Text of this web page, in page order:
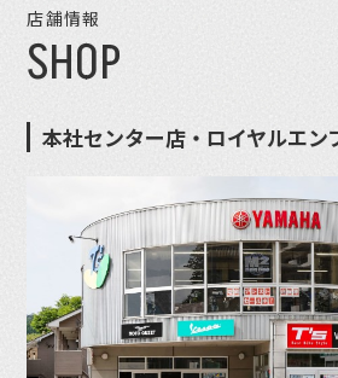
店舗情報
SHOP
本社センター店・ロイヤルエン